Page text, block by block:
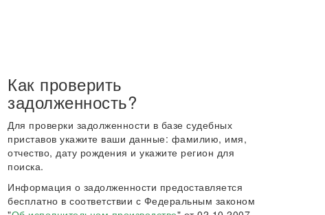
Как проверить
задолженность?
Для проверки задолженности в базе судебных
приставов укажите ваши данные: фамилию, имя,
отчество, дату рождения и укажите регион для
поиска.
Информация о задолженности предоставляется
бесплатно в соответствии с Федеральным законом